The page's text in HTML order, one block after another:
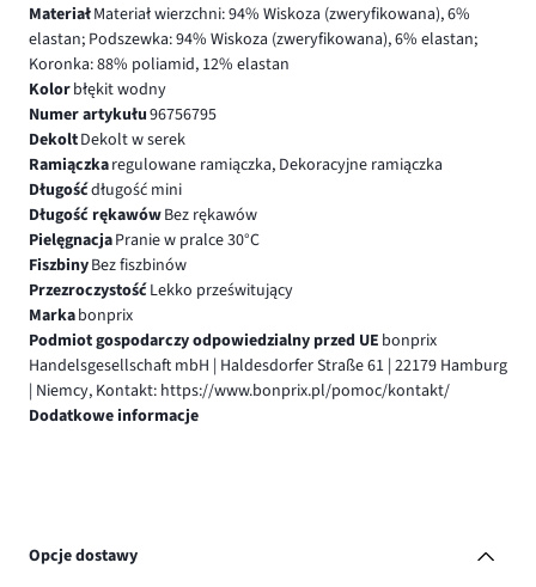
MateriałMateriał wierzchni: 94% Wiskoza (zweryfikowana), 6%
elastan; Podszewka: 94% Wiskoza (zweryfikowana), 6% elastan;
Koronka: 88% poliamid, 12% elastan
Kolorbłękit wodny
Numer artykułu96756795
DekoltDekolt w serek
Ramiączkaregulowane ramiączka, Dekoracyjne ramiączka
Długośćdługość mini
Długość rękawówBez rękawów
PielęgnacjaPranie w pralce 30°C
FiszbinyBez fiszbinów
PrzezroczystośćLekko prześwitujący
Markabonprix
Podmiot gospodarczy odpowiedzialny przed UE bonprix
Handelsgesellschaft mbH | Haldesdorfer Straße 61 | 22179 Hamburg
| Niemcy, Kontakt: https://www.bonprix.pl/pomoc/kontakt/
Dodatkowe informacje
Opcje dostawy